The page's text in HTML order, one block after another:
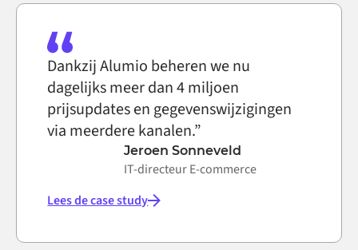
Dankzij Alumio beheren we nu
dagelijks meer dan 4 miljoen
prijsupdates en gegevenswijzigingen
via meerdere kanalen.”
Jeroen Sonneveld
IT-directeur E-commerce
Lees de case study